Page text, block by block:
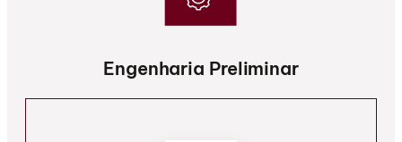
Engenharia Preliminar